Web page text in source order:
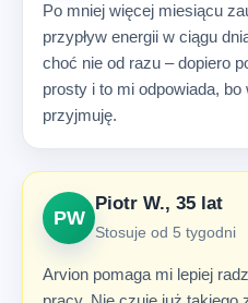
Po mniej więcej miesiącu
przypływ energii w ciągu
choć nie od razu – dopiero
prosty i to mi odpowiada, bo
przyjmuję.
PW
Piotr W., 35 lat
Stosuje od 5 tygodni
Arvion pomaga mi lepiej